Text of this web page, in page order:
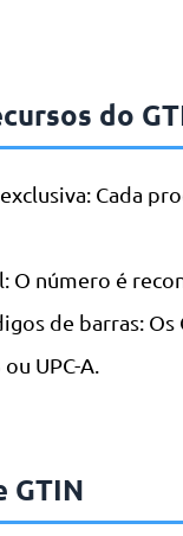
do
Cada
O número é
de barras:
UPC-A.
GTIN